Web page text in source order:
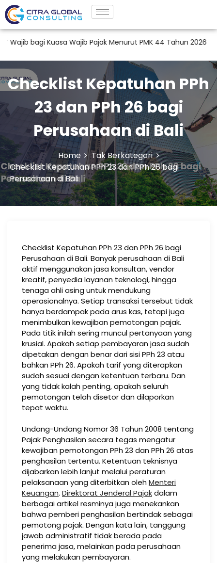
Kuasa Wajib Pajak Menurut PMK 44 Tahun 2026 Jasa
Checklist Kepatuhan PPh
23 dan PPh 26 bagi
Perusahaan di Bali
Home
Tak Berkategori
Checklist Kepatuhan PPh 23 dan PPh 26 bagi
Perusahaan di Bali
Checklist Kepatuhan PPh 23 dan PPh 26 bagi
Perusahaan di Bali. Banyak perusahaan di Bali
aktif menggunakan jasa konsultan, vendor
kreatif, penyedia layanan teknologi, hingga
tenaga ahli asing untuk mendukung
operasionalnya. Setiap transaksi tersebut tidak
hanya berdampak pada arus kas, tetapi juga
menimbulkan kewajiban pemotongan pajak.
Pada titik inilah sering muncul pertanyaan yang
krusial. Apakah setiap pembayaran jasa sudah
dipetakan dengan benar dari sisi PPh 23 atau
bahkan PPh 26. Apakah tarif yang diterapkan
sudah sesuai dengan ketentuan terbaru. Dan
yang tidak kalah penting, apakah seluruh
pemotongan telah disetor dan dilaporkan
tepat waktu.
Undang-Undang Nomor 36 Tahun 2008 tentang
Pajak Penghasilan secara tegas mengatur
kewajiban pemotongan PPh 23 dan PPh 26 atas
penghasilan tertentu. Ketentuan teknisnya
dijabarkan lebih lanjut melalui peraturan
pelaksanaan yang diterbitkan olehMenteri
Keuangan. Direktorat Jenderal Pajakdalam
berbagai artikel resminya juga menekankan
bahwa pemberi penghasilan bertindak sebagai
pemotong pajak. Dengan kata lain, tanggung
jawab administratif tidak berada pada
penerima jasa, melainkan pada perusahaan
yang melakukan pembayaran.